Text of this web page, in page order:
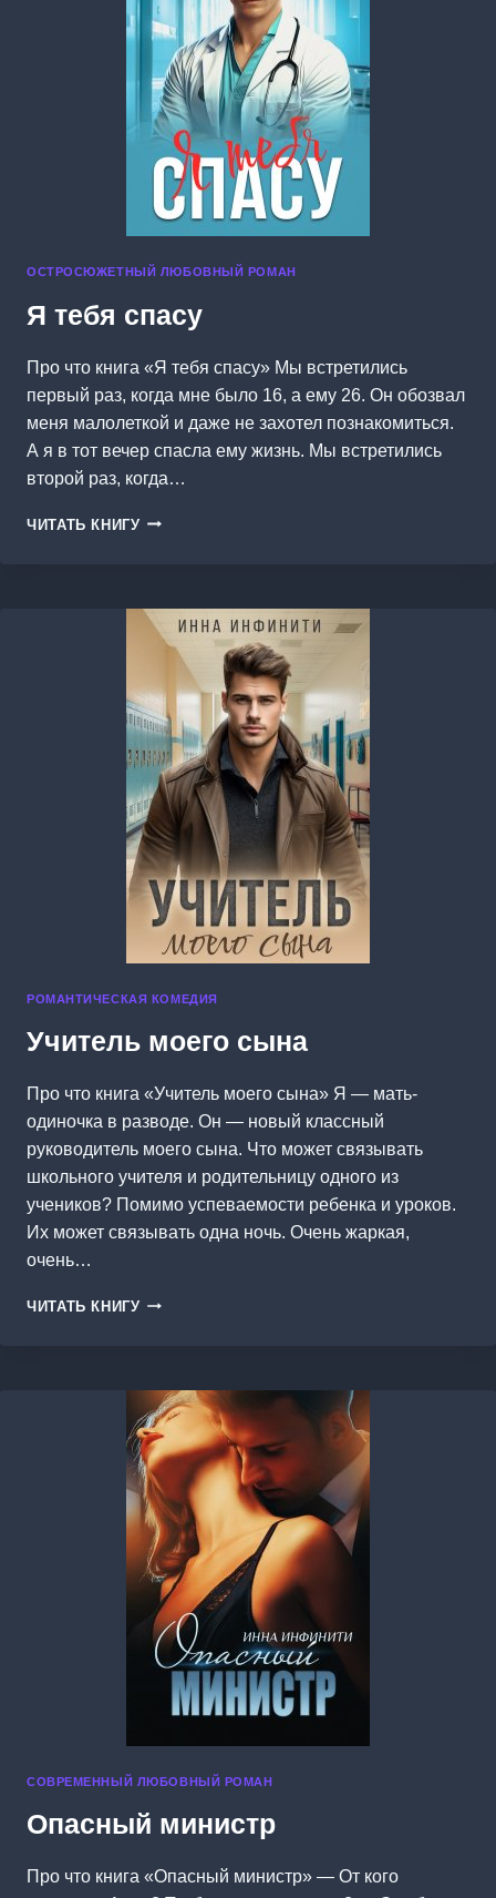
ОСТРОСЮЖЕТНЫЙ ЛЮБОВНЫЙ РОМАН
Я тебя спасу
Про что книга «Я тебя спасу» Мы встретились
первый раз, когда мне было 16, а ему 26. Он обозвал
меня малолеткой и даже не захотел познакомиться.
А я в тот вечер спасла ему жизнь. Мы встретились
второй раз, когда…
ЧИТАТЬ КНИГУ Я
РОМАНТИЧЕСКАЯ КОМЕДИЯ
Учитель моего сына
Про что книга «Учитель моего сына» Я — мать-
одиночка в разводе. Он — новый классный
руководитель моего сына. Что может связывать
школьного учителя и родительницу одного из
учеников? Помимо успеваемости ребенка и уроков.
Их может связывать одна ночь. Очень жаркая,
очень…
ЧИТАТЬ КНИГУ УЧИТЕЛЬ
СОВРЕМЕННЫЙ ЛЮБОВНЫЙ РОМАН
Опасный министр
Про что книга «Опасный министр» — От кого